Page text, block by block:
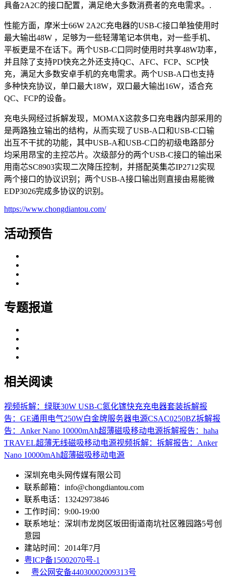
具备2A2C的接口配置，满足绝大多数消费者的充电需求。.
性能方面，摩米士66W 2A2C充电器的USB-C接口单独使用时
最大输出48W ，足够为一些轻薄笔记本供电，对一些手机、
平板更是不在话下。两个USB-C口同时使用时共享48W功率，
并且除了支持PD快充之外还支持QC、AFC、FCP、SCP快
充，满足大多数安卓手机的充电需求。两个USB-A口也支持
多种快充协议，单口最大18W，双口最大输出16W，适合充
QC、FCP的设备。
充电头网经过拆解发现，MOMAX这款多口充电器内部采用的
是两路独立输出的结构，从而实现了USB-A口和USB-C口输
出互不干扰的功能，其中USB-A和USB-C口的初级电路部分
均采用昂宝的主控芯片。次级部分的两个USB-C接口的输出采
用南芯SC8903实现二次降压控制，并搭配英集芯IP2712实现
两个接口的协议识别；两个USB-A接口输出则直接由易能微
EDP3026完成多协议的识别。
https://www.chongdiantou.com/
活动预告
专题报道
相关阅读
视频拆解：绿联30W USB-C氮化镓快充充电器套装拆解报
告：GE通用电气250W白金牌服务器电源CSAC0250BZ拆解报
告：Anker Nano 10000mAh超薄磁吸移动电源拆解报告：haha
TRAVEL超薄无线磁吸移动电源视频拆解：拆解报告：Anker
Nano 10000mAh超薄磁吸移动电源
深圳充电头网传媒有限公司
联系邮箱：info@chongdiantou.com
联系电话：13242973846
工作时间：9:00-19:00
联系地址：深圳市龙岗区坂田街道南坑社区雅园路5号创
意园
建站时间：2014年7月
粤ICP备15002070号-1
粤公网安备44030002009313号